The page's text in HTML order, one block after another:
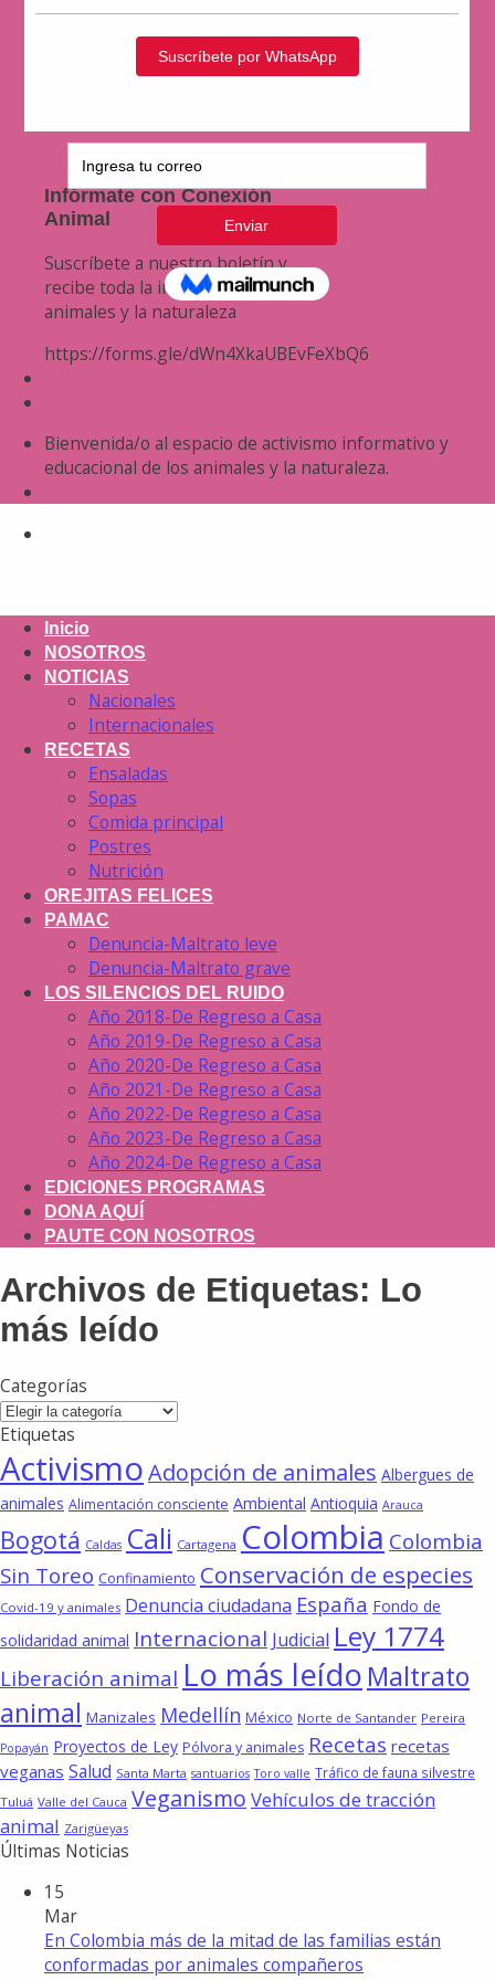
Infórmate con Conexión
Animal
Suscríbete a nuestro boletín y
recibe toda la información de los
animales y la naturaleza
https://forms.gle/dWn4XkaUBEvFeXbQ6
Bienvenida/o al espacio de activismo informativo y
educacional de los animales y la naturaleza.
Inicio
NOSOTROS
NOTICIAS
Nacionales
Internacionales
RECETAS
Ensaladas
Sopas
Comida principal
Postres
Nutrición
OREJITAS FELICES
PAMAC
Denuncia-Maltrato leve
Denuncia-Maltrato grave
LOS SILENCIOS DEL RUIDO
Año 2018-De Regreso a Casa
Año 2019-De Regreso a Casa
Año 2020-De Regreso a Casa
Año 2021-De Regreso a Casa
Año 2022-De Regreso a Casa
Año 2023-De Regreso a Casa
Año 2024-De Regreso a Casa
EDICIONES PROGRAMAS
DONA AQUÍ
PAUTE CON NOSOTROS
Archivos de Etiquetas: Lo
más leído
Categorías
Categorías
Etiquetas
ActivismoAdopción de animales Albergues de
animales Alimentación consciente Ambiental Antioquia Arauca
Bogotá Caldas Cali Cartagena Colombia Colombia
Sin Toreo Confinamiento Conservación de especies
Covid-19 y animales Denuncia ciudadana España Fondo de
solidaridad animal Internacional Judicial Ley 1774
Liberación animal Lo más leído Maltrato
animal Manizales Medellín México Norte de Santander Pereira
Popayán Proyectos de Ley Pólvora y animales Recetas recetas
veganas Salud Santa Marta santuarios Toro valle Tráfico de fauna silvestre
Tuluá Valle del Cauca Veganismo Vehículos de tracción
animal Zarigüeyas
Últimas Noticias
15
Mar
En Colombia más de la mitad de las familias están
conformadas por animales compañeros